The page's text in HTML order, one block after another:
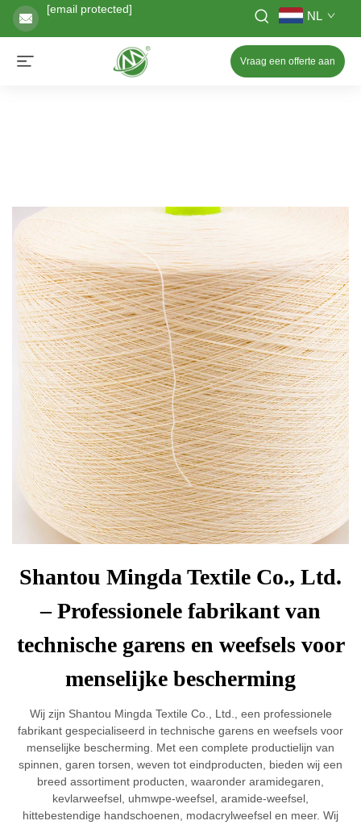
[email protected] NL
Vraag een offerte aan
Shantou Mingda Textile Co., Ltd.
– Professionele fabrikant van
technische garens en weefsels voor
menselijke bescherming
Wij zijn Shantou Mingda Textile Co., Ltd., een professionele
fabrikant gespecialiseerd in technische garens en weefsels voor
menselijke bescherming. Met een complete productielijn van
spinnen, garen torsen, weven tot eindproducten, bieden wij een
breed assortiment producten, waaronder aramidegaren,
kevlarweefsel, uhmwpe-weefsel, aramide-weefsel,
hittebestendige handschoenen, modacrylweefsel en meer. Wij